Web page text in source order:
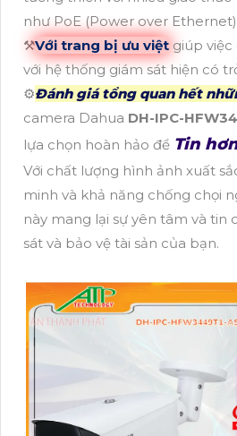
như PoE (Power over
⚒Với trang bị ưu việt giúp việc
với hệ thống giám sát hiện có
⚙Đánh giá tổng quan hết
camera Dahua DH-IPC-
lựa chọn hoàn hảo để Tin
Với chất lượng hình ảnh xuất
minh và khả năng chống chọi
này mang lại sự yên tâm và tin
sát và bảo vệ tài sản của bạn.